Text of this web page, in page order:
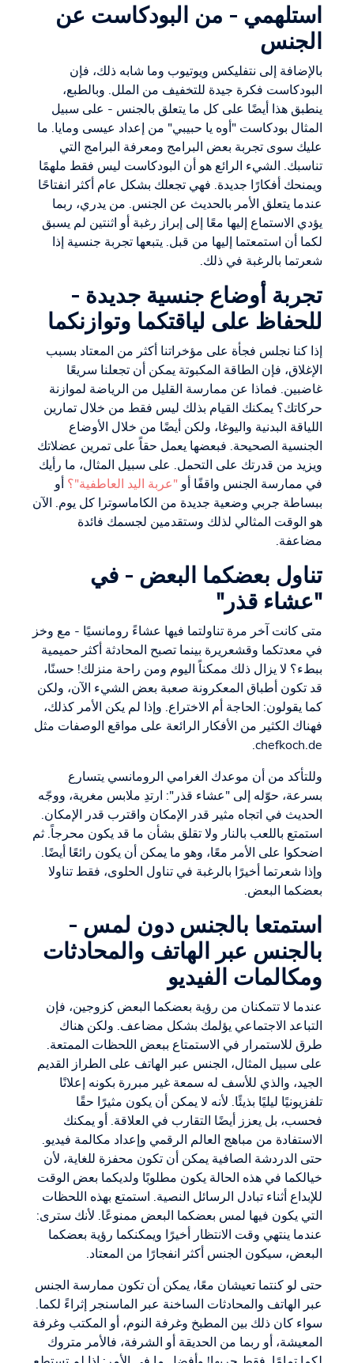
استلهمي - من البودكاست عن
الجنس
بالإضافة إلى نتفليكس ويوتيوب وما شابه ذلك، فإن
البودكاست فكرة جيدة للتخفيف من الملل. وبالطبع،
ينطبق هذا أيضًا على كل ما يتعلق بالجنس - على سبيل
المثال بودكاست "أوه يا حبيبي" من إعداد عيسى ومايا. ما
عليك سوى تجربة بعض البرامج ومعرفة البرامج التي
تناسبك. الشيء الرائع هو أن البودكاست ليس فقط ملهمًا
ويمنحك أفكارًا جديدة. فهي تجعلك بشكل عام أكثر انفتاحًا
عندما يتعلق الأمر بالحديث عن الجنس. من يدري، ربما
يؤدي الاستماع إليها معًا إلى إبراز رغبة أو اثنتين لم يسبق
لكما أن استمعتما إليها من قبل. يتبعها تجربة جنسية إذا
شعرتما بالرغبة في ذلك.
تجربة أوضاع جنسية جديدة -
للحفاظ على لياقتكما وتوازنكما
إذا كنا نجلس فجأة على مؤخراتنا أكثر من المعتاد بسبب
الإغلاق، فإن الطاقة المكبوتة يمكن أن تجعلنا سريعًا
غاضبين. فماذا عن ممارسة القليل من الرياضة لموازنة
حركاتك؟ يمكنك القيام بذلك ليس فقط من خلال تمارين
اللياقة البدنية واليوغا، ولكن أيضًا من خلال الأوضاع
الجنسية الصحيحة. فبعضها يعمل حقاً على تمرين عضلاتك
ويزيد من قدرتك على التحمل. على سبيل المثال، ما رأيك
في ممارسة الجنس واقفًا أو "عربة اليد العاطفية"؟ أو
ببساطة جربي وضعية جديدة من الكاماسوترا كل يوم. الآن
هو الوقت المثالي لذلك وستقدمين لجسمك فائدة
مضاعفة.
تناول بعضكما البعض - في
"عشاء قذر"
متى كانت آخر مرة تناولتما فيها عشاءً رومانسيًا - مع وخز
في معدتكما وقشعريرة بينما تصبح المحادثة أكثر حميمية
ببطء؟ لا يزال ذلك ممكناً اليوم ومن راحة منزلك! حسنًا،
قد تكون أطباق المعكرونة صعبة بعض الشيء الآن، ولكن
كما يقولون: الحاجة أم الاختراع. وإذا لم يكن الأمر كذلك،
فهناك الكثير من الأفكار الرائعة على مواقع الوصفات مثل
chefkoch.de.
وللتأكد من أن موعدك الغرامي الرومانسي يتسارع
بسرعة، حوّله إلى "عشاء قذر": ارتدِ ملابس مغرية، ووجّه
الحديث في اتجاه مثير قدر الإمكان واقترب قدر الإمكان.
استمتع باللعب بالنار ولا تقلق بشأن ما قد يكون محرجاً. ثم
اضحكوا على الأمر معًا، وهو ما يمكن أن يكون رائعًا أيضًا.
وإذا شعرتما أخيرًا بالرغبة في تناول الحلوى، فقط تناولا
بعضكما البعض.
استمتعا بالجنس دون لمس -
بالجنس عبر الهاتف والمحادثات
ومكالمات الفيديو
عندما لا تتمكنان من رؤية بعضكما البعض كزوجين، فإن
التباعد الاجتماعي يؤلمك بشكل مضاعف. ولكن هناك
طرق للاستمرار في الاستمتاع ببعض اللحظات الممتعة.
على سبيل المثال، الجنس عبر الهاتف على الطراز القديم
الجيد، والذي للأسف له سمعة غير مبررة بكونه إعلانًا
تلفزيونيًا ليليًا بذيئًا. لأنه لا يمكن أن يكون مثيرًا حقًا
فحسب، بل يعزز أيضًا التقارب في العلاقة. أو يمكنك
الاستفادة من مباهج العالم الرقمي وإعداد مكالمة فيديو.
حتى الدردشة الصافية يمكن أن تكون محفزة للغاية، لأن
خيالكما في هذه الحالة يكون مطلوبًا ولديكما بعض الوقت
للإبداع أثناء تبادل الرسائل النصية. استمتع بهذه اللحظات
التي يكون فيها لمس بعضكما البعض ممنوعًا. لأنك سترى:
عندما ينتهي وقت الانتظار أخيرًا ويمكنكما رؤية بعضكما
البعض، سيكون الجنس أكثر انفجارًا من المعتاد.
حتى لو كنتما تعيشان معًا، يمكن أن تكون ممارسة الجنس
عبر الهاتف والمحادثات الساخنة عبر الماسنجر إثراءً لكما.
سواء كان ذلك بين المطبخ وغرفة النوم، أو المكتب وغرفة
المعيشة، أو ربما من الحديقة أو الشرفة، فالأمر متروك